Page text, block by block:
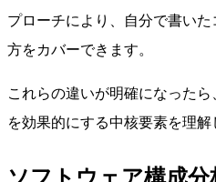
プローチにより、自分で書い
方をカバーできます。
これらの違いが明確になった
を効果的にする中核要素を理解
ソフトウェア構成分